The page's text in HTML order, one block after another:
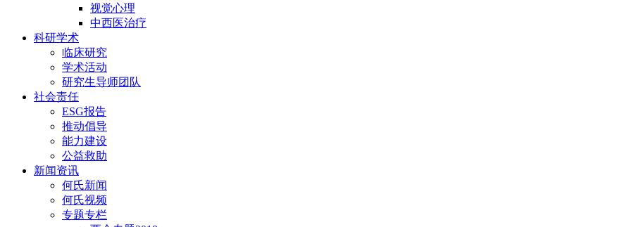
视觉心理
中西医治疗
科研学术
临床研究
学术活动
研究生导师团队
社会责任
ESG报告
推动倡导
能力建设
公益救助
新闻资讯
何氏新闻
何氏视频
专题专栏